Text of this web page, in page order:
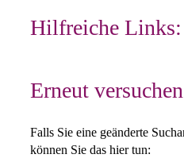
Hilfreiche Links:
Erneut versuchen
Falls Sie eine geänderte
können Sie das hier tun: